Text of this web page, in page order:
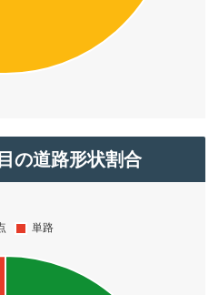
の道路形状割合